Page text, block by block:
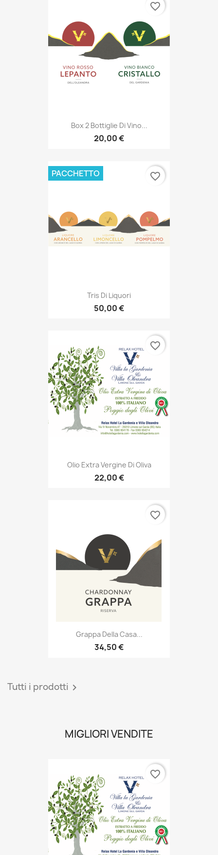
Box 2 Bottiglie Di Vino...
20,00 €
favorite_border
Tris Di Liquori
50,00 €
PACCHETTO favorite_border
Olio Extra Vergine Di Oliva
22,00 €
favorite_border
Grappa Della Casa...
34,50 €
favorite_border
Tutti i prodotti 
MIGLIORI VENDITE
favorite_border